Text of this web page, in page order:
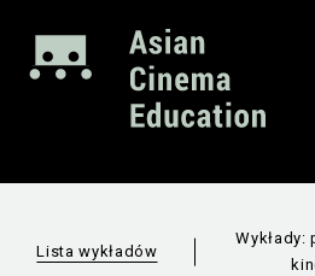
Lista wykładów
Wykłady: